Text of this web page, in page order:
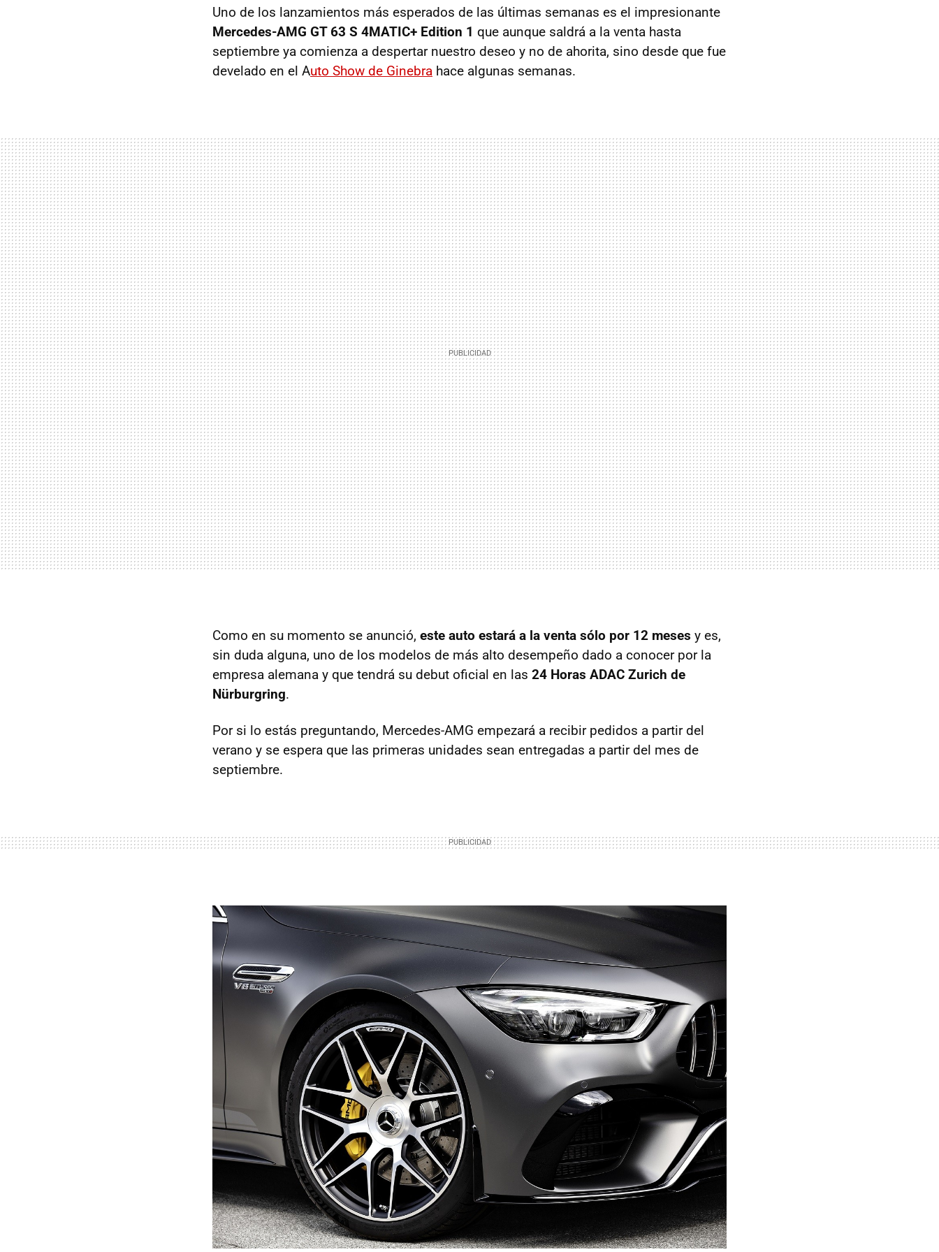
Uno de los lanzamientos más esperados de las últimas semanas es el impresionante
Mercedes-AMG GT 63 S 4MATIC+ Edition 1 que aunque saldrá a la venta hasta
septiembre ya comienza a despertar nuestro deseo y no de ahorita, sino desde que fue
develado en el Auto Show de Ginebra hace algunas semanas.
Como en su momento se anunció, este auto estará a la venta sólo por 12 meses y es,
sin duda alguna, uno de los modelos de más alto desempeño dado a conocer por la
empresa alemana y que tendrá su debut oficial en las 24 Horas ADAC Zurich de
Nürburgring.
Por si lo estás preguntando, Mercedes-AMG empezará a recibir pedidos a partir del
verano y se espera que las primeras unidades sean entregadas a partir del mes de
septiembre.